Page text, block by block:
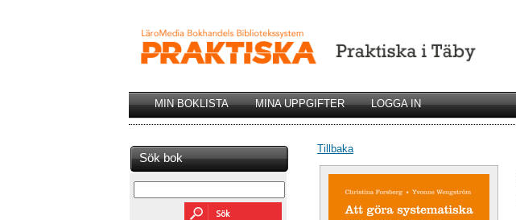
MIN BOKLISTA MINA UPPGIFTER LOGGA IN
Sök bok
Tillbaka